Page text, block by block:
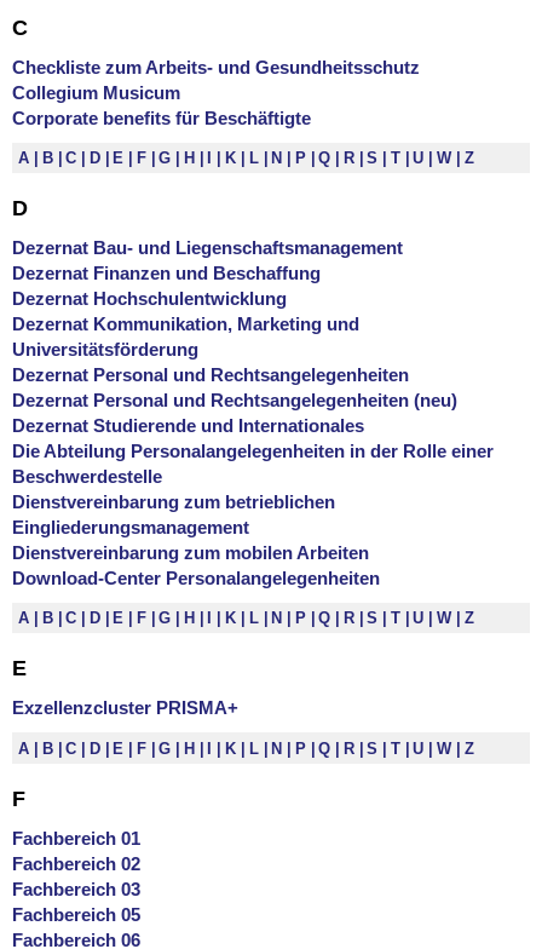
C
Checkliste zum Arbeits- und Gesundheitsschutz
Collegium Musicum
Corporate benefits für Beschäftigte
A B C D E F G H K L N P Q R S T U W Z
D
Dezernat Bau- und Liegenschaftsmanagement
Dezernat Finanzen und Beschaffung
Dezernat Hochschulentwicklung
Dezernat Kommunikation, Marketing und
Universitätsförderung
Dezernat Personal und Rechtsangelegenheiten
Dezernat Personal und Rechtsangelegenheiten (neu)
Dezernat Studierende und Internationales
Die Abteilung Personalangelegenheiten in der Rolle einer
Beschwerdestelle
Dienstvereinbarung zum betrieblichen
Eingliederungsmanagement
Dienstvereinbarung zum mobilen Arbeiten
Download-Center Personalangelegenheiten
A B C D E F G H K L N P Q R S T U W Z
E
Exzellenzcluster PRISMA+
A B C D E F G H I K L N P Q R S T U W Z
F
Fachbereich 01
Fachbereich 02
Fachbereich 03
Fachbereich 05
Fachbereich 06